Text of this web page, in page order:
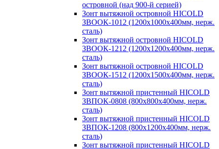
островной (над 900-й серией)
Зонт вытяжной островной HICOLD
ЗВООК-1012 (1200х1000х400мм, нерж.
сталь)
Зонт вытяжной островной HICOLD
ЗВООК-1212 (1200x1200x400мм, нерж.
сталь)
Зонт вытяжной островной HICOLD
ЗВООК-1512 (1200х1500х400мм, нерж.
сталь)
Зонт вытяжной пристенный HICOLD
ЗВПОК-0808 (800х800х400мм, нерж.
сталь)
Зонт вытяжной пристенный HICOLD
ЗВПОК-1208 (800х1200х400мм, нерж.
сталь)
Зонт вытяжной пристенный HICOLD